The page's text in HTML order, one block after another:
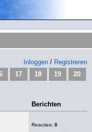
Inloggen / Registreren
17 18 19
20
Berichten
Reacties:0